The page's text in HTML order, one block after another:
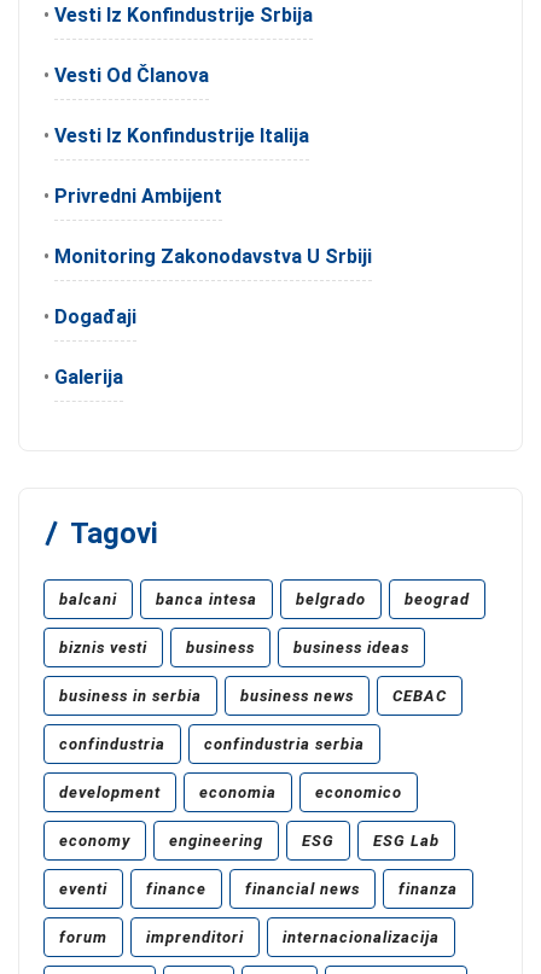
• Vesti Iz Konfindustrije Srbija
• Vesti Od Članova
• Vesti Iz Konfindustrije Italija
• Privredni Ambijent
• Monitoring Zakonodavstva U Srbiji
• Događaji
• Galerija
Tagovi
balcani banca intesa belgrado beograd
biznis vesti business business ideas
business in serbia business news CEBAC
confindustria confindustria serbia
development economia economico
economy engineering ESG ESG Lab
eventi finance financial news finanza
forum imprenditori internacionalizacija